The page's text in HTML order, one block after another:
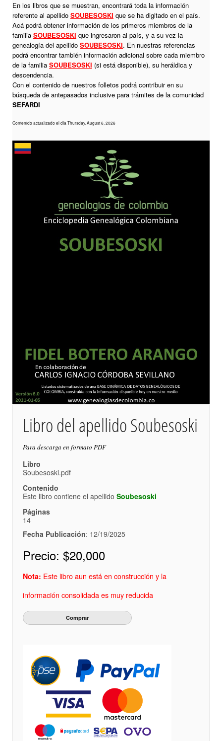
En los libros que se muestran, encontrará toda la información
referente al apellido SOUBESOSKI que se ha digitado en el país.
Acá podrá obtener información de los primeros miembros de la
familia SOUBESOSKI que ingresaron al país, y a su vez la
genealogía del apellido SOUBESOSKI. En nuestras referencias
podrá encontrar también información adicional sobre cada miembro
de la familia SOUBESOSKI (si está disponible), su heráldica y
descendencia.
Con el contenido de nuestros folletos podrá contribuir en su
búsqueda de antepasados inclusive para trámites de la comunidad
SEFARDI
Contenido actualizado el día Thursday, August 6, 2026
Libro del apellido Soubesoski
Para descarga en formato PDF
Libro
Soubesoski.pdf
Contenido
Este libro contiene el apellido Soubesoski
Páginas
14
Fecha Publicación: 12/19/2025
Precio: $20,000
Nota: Este libro aun está en construcción y la
información consolidada es muy reducida